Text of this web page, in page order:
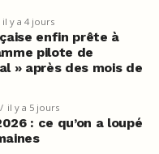
il y a 4 jours
enfin prête à
pilote de
» après des mois de
il y a 5 jours
: ce qu’on a loupé